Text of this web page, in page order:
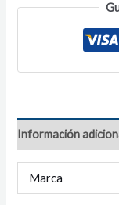
Información
Marca